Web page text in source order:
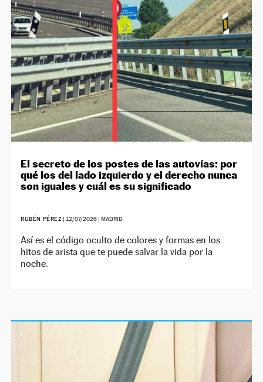
El secreto de los postes de las autovías: por
qué los del lado izquierdo y el derecho nunca
son iguales y cuál es su significado
RUBÉN PÉREZ |12/07/2026 | MADRID
Así es el código oculto de colores y formas en los
hitos de arista que te puede salvar la vida por la
noche.